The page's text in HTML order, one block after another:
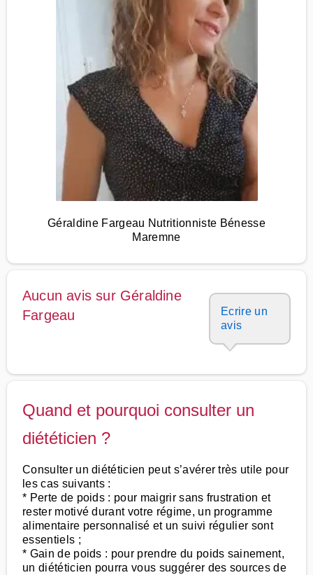
Géraldine Fargeau Nutritionniste Bénesse
Maremne
Aucun avis sur Géraldine
Fargeau
Ecrire un
avis
Quand et pourquoi consulter un
diététicien ?
Consulter un diététicien peut s’avérer très utile pour
les cas suivants :
* Perte de poids : pour maigrir sans frustration et
rester motivé durant votre régime, un programme
alimentaire personnalisé et un suivi régulier sont
essentiels ;
* Gain de poids : pour prendre du poids sainement,
un diététicien pourra vous suggérer des sources de